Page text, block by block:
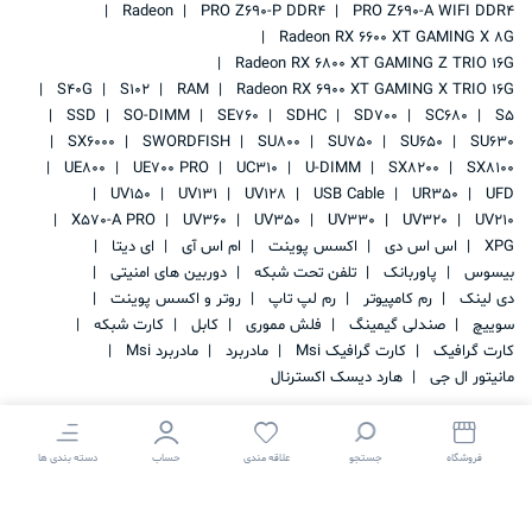
PRO Z690-A WIFI DDR4
PRO Z690-P DDR4
Radeon
Radeon RX 6600 XT GAMING X 8G
Radeon RX 6800 XT GAMING Z TRIO 16G
Radeon RX 6900 XT GAMING X TRIO 16G
RAM
S102
S40G
S5
SC680
SD700
SDHC
SE760
SO-DIMM
SSD
SU630
SU650
SU750
SU800
SWORDFISH
SX6000
SX8100
SX8200
U-DIMM
UC310
UE700 PRO
UE800
UFD
UR350
USB Cable
UV128
UV131
UV150
UV210
UV320
UV330
UV350
UV360
X570-A PRO
XPG
اس اس دی اکسس پوینت ام اس آی
ای دیتا
بیسوس
پاوربانک تلفن تحت شبکه
دوربین های امنیتی
دی لینک
رم کامپیوتر رم لپ تاپ
روتر و اکسس پوینت
سوییچ
صندلی گیمینگ فلش مموری کابل
کارت شبکه
کارت گرافیک
کارت گرافیک Msi مادربرد
مادربرد Msi
مانیتور ال جی
هارد دیسک اکسترنال
فروشگاه جستجو علاقه مندی حساب دسته بندی ها